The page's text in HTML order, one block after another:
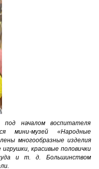
началом воспитателя
мини-музей «Народные
многообразные изделия
красивые половички
и т. д. Большинством